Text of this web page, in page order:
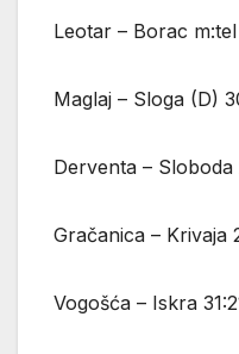
Leotar – Borac
Maglaj – Sloga (D)
Derventa – Sloboda
Gračanica – Krivaja
Vogošća – Iskra